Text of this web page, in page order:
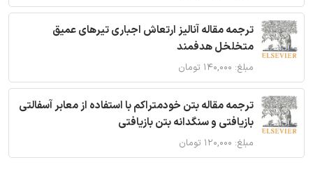
ترجمه مقاله آنالیز ارتعاش اجباری تیرهای عمیق
متخلخل هدفمند
مبلغ: ۱۴۰,۰۰۰ تومان
ترجمه مقاله بتن خودمتراکم با استفاده از معابر آسفالتی
بازیافتی و سنگدانه بتن بازیافتی
مبلغ: ۱۲۰,۰۰۰ تومان